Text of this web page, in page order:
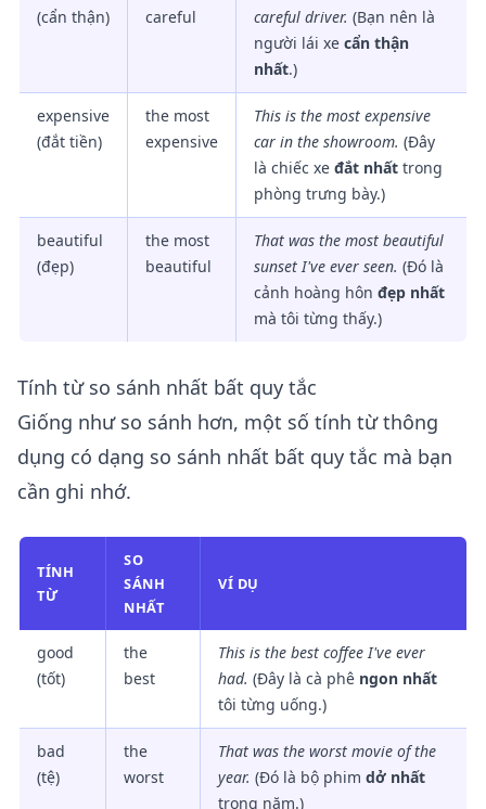
(cẩn thận)
careful
careful driver. (Bạn nên là
người lái xe cẩn thận
nhất.)
expensive
(đắt tiền)
the most
expensive
This is the most expensive
car in the showroom. (Đây
là chiếc xe đắt nhất trong
phòng trưng bày.)
beautiful
(đẹp)
the most
beautiful
That was the most beautiful
sunset I've ever seen. (Đó là
cảnh hoàng hôn đẹp nhất
mà tôi từng thấy.)
Tính từ so sánh nhất bất quy tắc
Giống như so sánh hơn, một số tính từ thông
dụng có dạng so sánh nhất bất quy tắc mà bạn
cần ghi nhớ.
TÍNH
TỪ
SO
SÁNH
NHẤT
VÍ DỤ
good
(tốt)
the
best
This is the best coffee I've ever
had. (Đây là cà phê ngon nhất
tôi từng uống.)
bad
(tệ)
the
worst
That was the worst movie of the
year. (Đó là bộ phim dở nhất
trong năm.)